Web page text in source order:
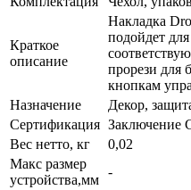
Краткое
описание
Накладка
подойдет
прорези для
кнопкам
Назначение
Декор,
Сертификация Заключение
Вес нетто, кг
0,02
Макс размер
устройства,мм
-